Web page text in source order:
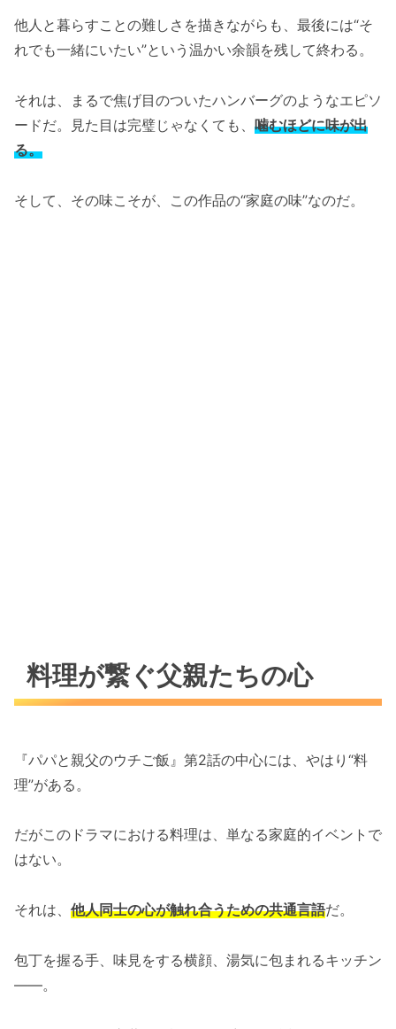
他人と暮らすことの難しさを描きながらも、最後には“そ
れでも一緒にいたい”という温かい余韻を残して終わる。
それは、まるで焦げ目のついたハンバーグのようなエピソ
ードだ。見た目は完璧じゃなくても、 噛むほどに味が出
る。
そして、その味こそが、この作品の“家庭の味”なのだ。
料理が繋ぐ父親たちの心
『パパと親父のウチご飯』第2話の中心には、やはり“料
理”がある。
だがこのドラマにおける料理は、単なる家庭的イベントで
はない。
それは、 他人同士の心が触れ合うための共通言語だ。
包丁を握る手、味見をする横顔、湯気に包まれるキッチン
――。